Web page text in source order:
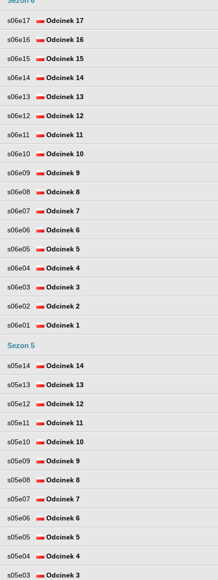
s06e17 Odcinek 17
s06e16 Odcinek 16
s06e15 Odcinek 15
s06e14 Odcinek 14
s06e13 Odcinek 13
s06e12 Odcinek 12
s06e11 Odcinek 11
s06e10 Odcinek 10
s06e09 Odcinek 9
s06e08 Odcinek 8
s06e07 Odcinek 7
s06e06 Odcinek 6
s06e05 Odcinek 5
s06e04 Odcinek 4
s06e03 Odcinek 3
s06e02 Odcinek 2
s06e01 Odcinek 1
Sezon 5
s05e14 Odcinek 14
s05e13 Odcinek 13
s05e12 Odcinek 12
s05e11 Odcinek 11
s05e10 Odcinek 10
s05e09 Odcinek 9
s05e08 Odcinek 8
s05e07 Odcinek 7
s05e06 Odcinek 6
s05e05 Odcinek 5
s05e04 Odcinek 4
s05e03 Odcinek 3